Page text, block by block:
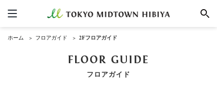
ホーム フロアガイド 2Fフロアガイド
FLOOR GUIDE
フロアガイド